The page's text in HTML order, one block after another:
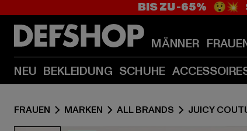
BIS ZU -65% 😲💥
MÄNNER
NEU BEKLEIDUNG SCHUHE
FRAUEN MARKEN ALL BRANDS JUICY